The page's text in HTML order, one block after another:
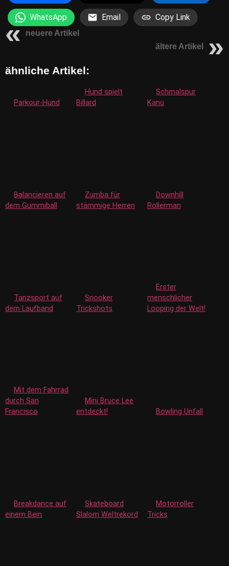
WhatsApp Email Copy Link
neuere Artikel
ältere Artikel
ähnliche Artikel:
Parkour-Hund
Hund spielt
Billard
Schmalspur
Kanu
Balancieren auf
dem Gummiball
Zumba für
stämmige Herren
Downhill
Rollerman
Tanzsport auf
dem Laufband
Snooker
Trickshots
Erster
menschlicher
Looping der Welt!
Mit dem Fahrrad
durch San
Francisco
Mini Bruce Lee
entdeckt!
Bowling Unfall
Breakdance auf
einem Bein
Skateboard
Slalom Weltrekord
Motorroller
Tricks